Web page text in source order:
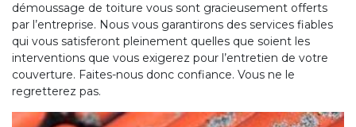
démoussage de toiture vous sont gracieusement offerts
par l’entreprise. Nous vous garantirons des services fiables
qui vous satisferont pleinement quelles que soient les
interventions que vous exigerez pour l’entretien de votre
couverture. Faites-nous donc confiance. Vous ne le
regretterez pas.